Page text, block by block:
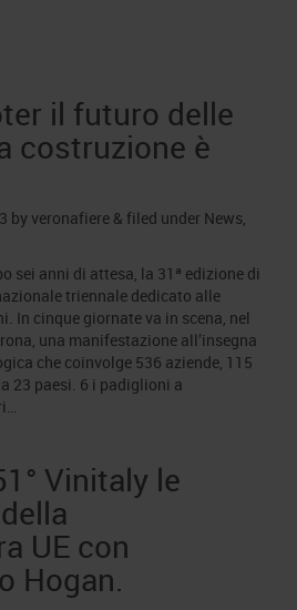
Gestione e Controllo
il futuro delle
costruzione è
by veronafiere & filed under News,
sei anni di attesa, la 31ª edizione di
triennale dedicato alle
In cinque giornate va in scena, nel
una manifestazione all’insegna
che coinvolge 536 aziende, 115
23 paesi. 6 i padiglioni a
Vinitaly le
UE con
Hogan.